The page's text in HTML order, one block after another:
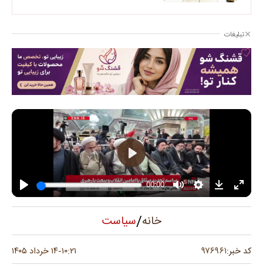
تبلیغات
خانه/سیاست
کد خبر:۹۷۶۹۶۱ ۱۰:۲۱-۱۴ خرداد ۱۴۰۵